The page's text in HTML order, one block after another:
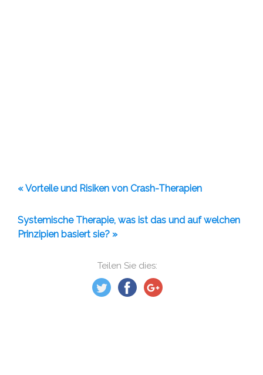
Teilen Sie dies:
« Vorteile und Risiken von Crash-Therapien
Systemische Therapie, was ist das und auf welchen
Prinzipien basiert sie? »